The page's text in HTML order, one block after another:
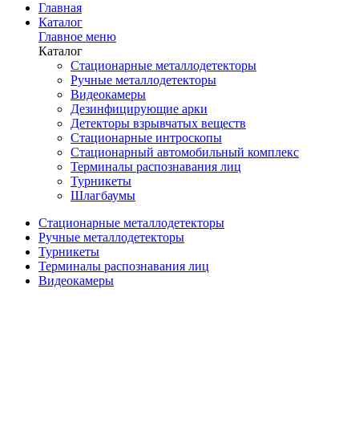
Главная
Каталог
Главное меню
Каталог
Стационарные металлодетекторы
Ручные металлодетекторы
Видеокамеры
Дезинфицирующие арки
Детекторы взрывчатых веществ
Стационарные интроскопы
Стационарный автомобильный комплекс
Терминалы распознавания лиц
Турникеты
Шлагбаумы
Стационарные металлодетекторы
Ручные металлодетекторы
Турникеты
Терминалы распознавания лиц
Видеокамеры